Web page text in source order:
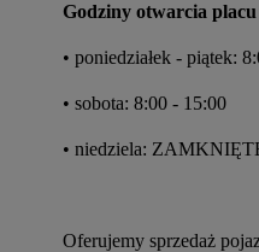
Godziny otwarcia placu
• poniedziałek - piątek:
• sobota: 8:00 - 15:00
• niedziela:
Oferujemy sprzedaż